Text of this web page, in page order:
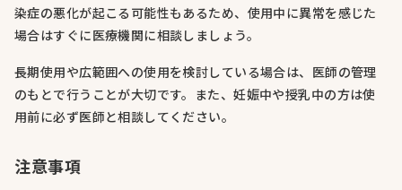
染症の悪化が起こる可能性もあるため、使用中に異常を感じた
場合はすぐに医療機関に相談しましょう。
長期使用や広範囲への使用を検討している場合は、医師の管理
のもとで行うことが大切です。また、妊娠中や授乳中の方は使
用前に必ず医師と相談してください。
注意事項